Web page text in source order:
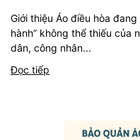
Giới thiệu Áo điều hòa
hành” không thể thiếu của
dân, công nhân...
Đọc tiếp